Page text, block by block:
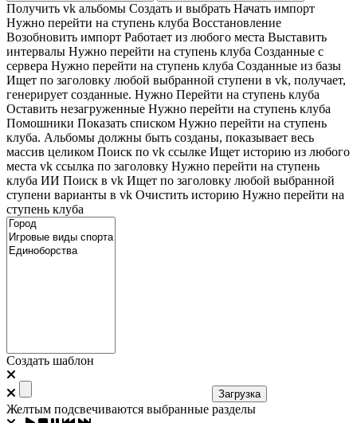
Получить vk альбомы Создать и выбрать Начать импорт
Нужно перейти на ступень клуба Восстановление
Возобновить импорт Работает из любого места Выставить
интервалы Нужно перейти на ступень клуба Созданные с
сервера Нужно перейти на ступень клуба Созданные из базы
Ищет по заголовку любой выбранной ступени в vk, получает,
генерирует созданные. Нужно Перейти на ступень клуба
Оставить незагруженные Нужно перейти на ступень клуба
Помошники Показать списком Нужно перейти на ступень
клуба. Альбомы должны быть созданы, показывает весь
массив целиком Поиск по vk ссылке Ищет историю из любого
места vk ссылка по заголовку Нужно перейти на ступень
клуба ИИ Поиск в vk Ищет по заголовку любой выбранной
ступени варианты в vk Очистить историю Нужно перейти на
ступень клуба
Создать шаблон
Загрузка
Желтым подсвечиваются выбранные разделы